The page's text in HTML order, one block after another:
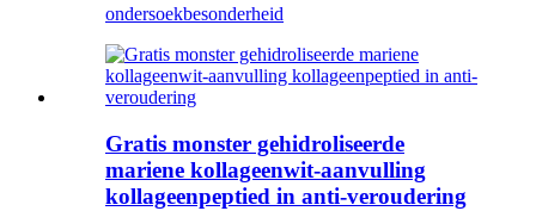
ondersoekbesonderheid
Gratis monster gehidroliseerde
mariene kollageenwit-aanvulling
kollageenpeptied in anti-veroudering